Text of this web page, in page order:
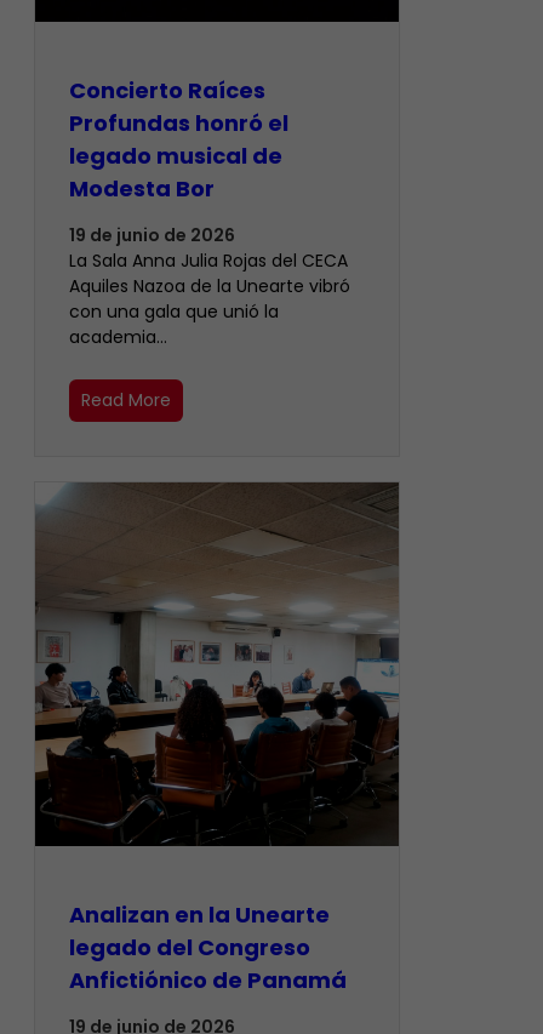
​Concierto Raíces
Profundas honró el
legado musical de
Modesta Bor
19 de junio de 2026
La Sala Anna Julia Rojas del CECA
Aquiles Nazoa de la Unearte vibró
con una gala que unió la
academia…
Read More
Analizan en la Unearte
legado del Congreso
Anfictiónico de Panamá
19 de junio de 2026